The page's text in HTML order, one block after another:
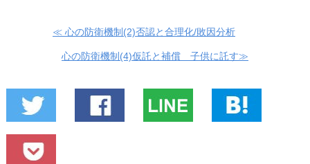
≪ 心の防衛機制(2)否認と合理化/敗因分析
心の防衛機制(4)仮託と補償 子供に託す≫